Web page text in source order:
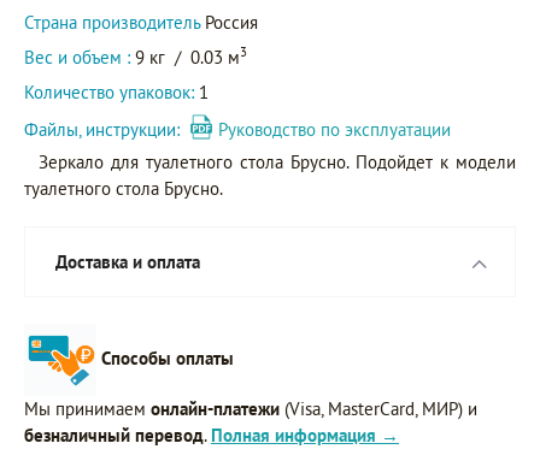
Страна производитель Россия
Вес и объем : 9 кг / 0.03 м3
Количество упаковок: 1
Файлы, инструкции:
Руководство по эксплуатации
Зеркало для туалетного стола Брусно. Подойдет к модели
туалетного стола Брусно.
Доставка и оплата
Способы оплаты
Мы принимаем онлайн-платежи (Visa, MasterCard, МИР) и
безналичный перевод. Полная информация →